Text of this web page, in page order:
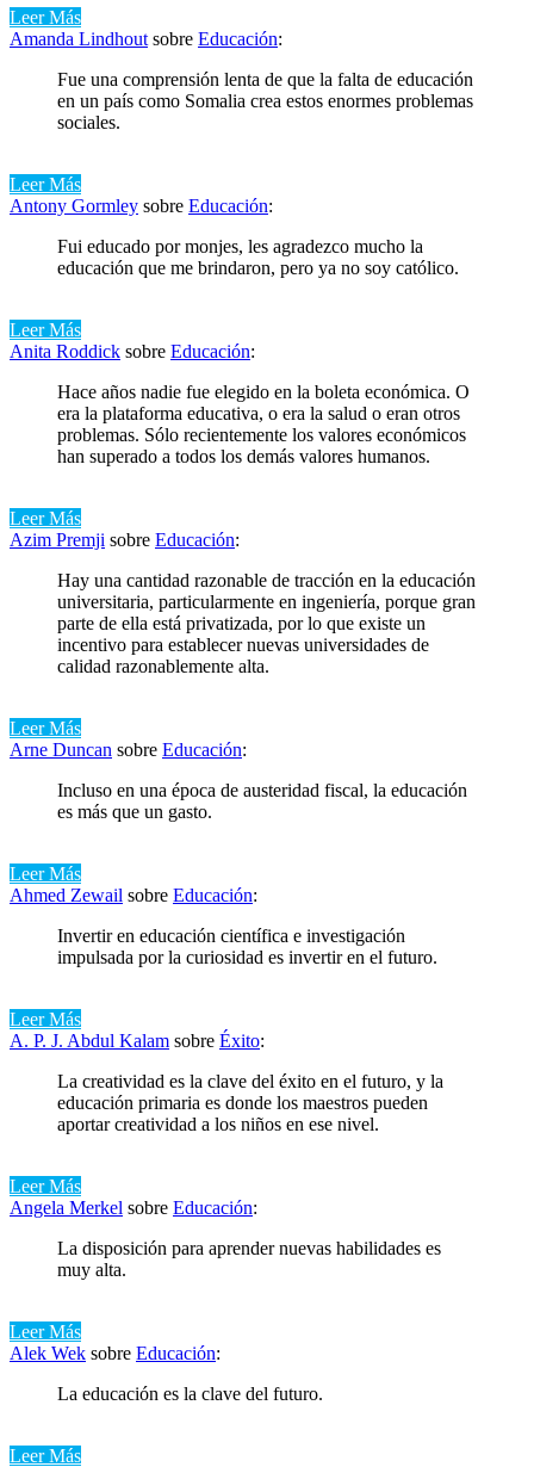
Leer Más
Amanda Lindhout sobre Educación:
Fue una comprensión lenta de que la falta de educación
en un país como Somalia crea estos enormes problemas
sociales.
Leer Más
Antony Gormley sobre Educación:
Fui educado por monjes, les agradezco mucho la
educación que me brindaron, pero ya no soy católico.
Leer Más
Anita Roddick sobre Educación:
Hace años nadie fue elegido en la boleta económica. O
era la plataforma educativa, o era la salud o eran otros
problemas. Sólo recientemente los valores económicos
han superado a todos los demás valores humanos.
Leer Más
Azim Premji sobre Educación:
Hay una cantidad razonable de tracción en la educación
universitaria, particularmente en ingeniería, porque gran
parte de ella está privatizada, por lo que existe un
incentivo para establecer nuevas universidades de
calidad razonablemente alta.
Leer Más
Arne Duncan sobre Educación:
Incluso en una época de austeridad fiscal, la educación
es más que un gasto.
Leer Más
Ahmed Zewail sobre Educación:
Invertir en educación científica e investigación
impulsada por la curiosidad es invertir en el futuro.
Leer Más
A. P. J. Abdul Kalam sobre Éxito:
La creatividad es la clave del éxito en el futuro, y la
educación primaria es donde los maestros pueden
aportar creatividad a los niños en ese nivel.
Leer Más
Angela Merkel sobre Educación:
La disposición para aprender nuevas habilidades es
muy alta.
Leer Más
Alek Wek sobre Educación:
La educación es la clave del futuro.
Leer Más